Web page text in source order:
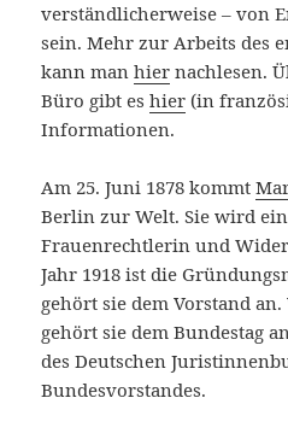
verständlicherweise – von
sein. Mehr zur Arbeits des
kann manhier nachlesen.
Büro gibt eshier (in
Informationen.
Am 25. Juni 1878 kommt
Berlin zur Welt. Sie wird
Frauenrechtlerin und
Jahr 1918 ist die
gehört sie dem Vorstand an.
gehört sie dem Bundestag
des Deutschen
Bundesvorstandes.